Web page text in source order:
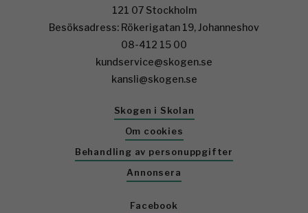
121 07 Stockholm
Besöksadress: Rökerigatan 19, Johanneshov
08-412 15 00
kundservice@skogen.se
kansli@skogen.se
Skogen i Skolan
Om cookies
Behandling av personuppgifter
Annonsera
Facebook